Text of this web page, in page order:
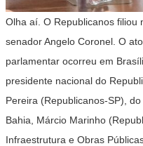
Olha aí. O Republicanos filiou
senador Angelo Coronel. O
parlamentar ocorreu em
presidente nacional do
Pereira (Republicanos-SP),
Bahia, Márcio Marinho
Infraestrutura e Obras